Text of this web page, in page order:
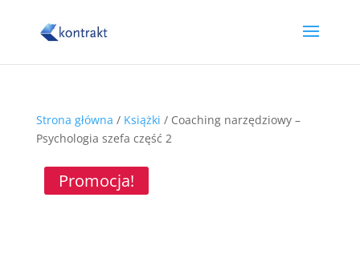
Strona główna / Książki / Coaching narzędziowy –
Psychologia szefa część 2
Promocja!